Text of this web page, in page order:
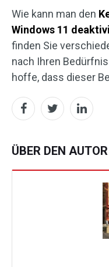
Wie kann man den
Windows 11
finden Sie
nach Ihren
hoffe, dass dieser
ÜBER DEN AUTOR